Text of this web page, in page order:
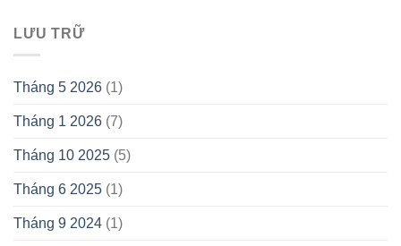
LƯU TRỮ
Tháng 5 2026 (1)
Tháng 1 2026 (7)
Tháng 10 2025 (5)
Tháng 6 2025 (1)
Tháng 9 2024 (1)